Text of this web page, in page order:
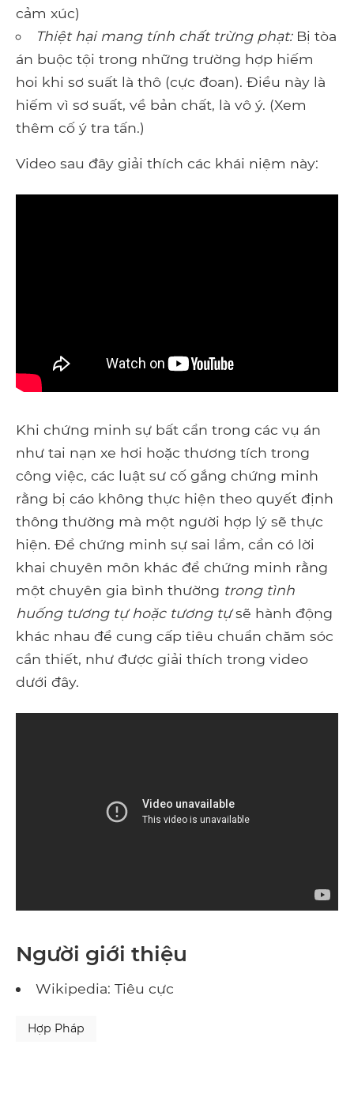
cảm xúc)
Thiệt hại mang tính chất trừng phạt:Bị tòa
án buộc tội trong những trường hợp hiếm
hoi khi sơ suất là thô (cực đoan). Điều này là
hiếm vì sơ suất, về bản chất, là vô ý. (Xem
thêm cố ý tra tấn.)
Video sau đây giải thích các khái niệm này:
Khi chứng minh sự bất cẩn trong các vụ án
như tai nạn xe hơi hoặc thương tích trong
công việc, các luật sư cố gắng chứng minh
rằng bị cáo không thực hiện theo quyết định
thông thường mà một người hợp lý sẽ thực
hiện. Để chứng minh sự sai lầm, cần có lời
khai chuyên môn khác để chứng minh rằng
một chuyên gia bình thường trong tình
huống tương tự hoặc tương tựsẽ hành động
khác nhau để cung cấp tiêu chuẩn chăm sóc
cần thiết, như được giải thích trong video
dưới đây.
Người giới thiệu
Wikipedia: Tiêu cực
Hợp Pháp